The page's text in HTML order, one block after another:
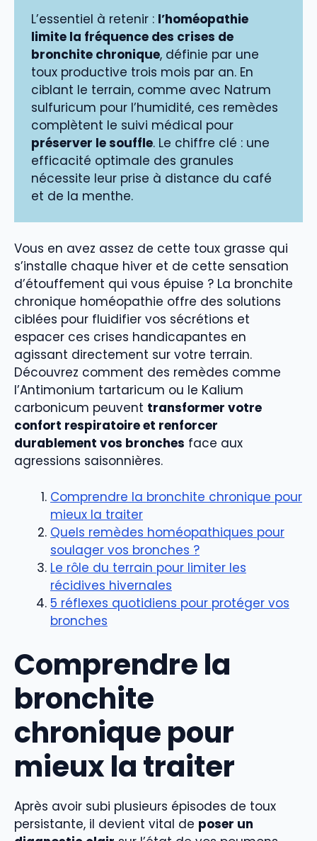
L’essentiel à retenir : l’homéopathie
limite la fréquence des crises de
bronchite chronique, définie par une
toux productive trois mois par an. En
ciblant le terrain, comme avec Natrum
sulfuricum pour l’humidité, ces remèdes
complètent le suivi médical pour
préserver le souffle. Le chiffre clé : une
efficacité optimale des granules
nécessite leur prise à distance du café
et de la menthe.
Vous en avez assez de cette toux grasse qui
s’installe chaque hiver et de cette sensation
d’étouffement qui vous épuise ? La bronchite
chronique homéopathie offre des solutions
ciblées pour fluidifier vos sécrétions et
espacer ces crises handicapantes en
agissant directement sur votre terrain.
Découvrez comment des remèdes comme
l’Antimonium tartaricum ou le Kalium
carbonicum peuvent transformer votre
confort respiratoire et renforcer
durablement vos bronches face aux
agressions saisonnières.
Comprendre la bronchite chronique pour
mieux la traiter
Quels remèdes homéopathiques pour
soulager vos bronches ?
Le rôle du terrain pour limiter les
récidives hivernales
5 réflexes quotidiens pour protéger vos
bronches
Comprendre la
bronchite
chronique pour
mieux la traiter
Après avoir subi plusieurs épisodes de toux
persistante, il devient vital de poser un